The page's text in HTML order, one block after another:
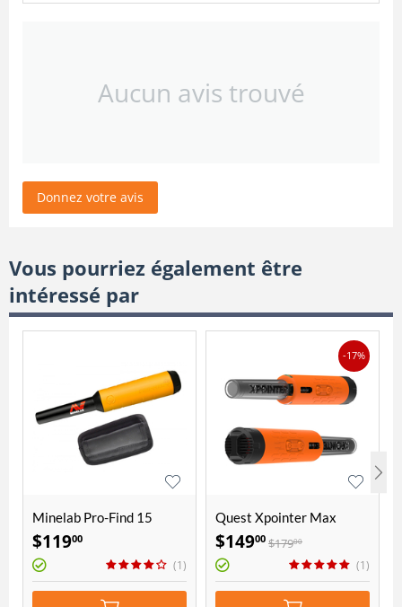
Aucun avis trouvé
Donnez votre avis
Vous pourriez également être
intéressé par
Minelab Pro-Find 15
$11900
(1)
-17%
Quest Xpointer Max
$14900 $17900
(1)